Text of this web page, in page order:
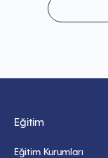
Eğitim
Eğitim Kurumları